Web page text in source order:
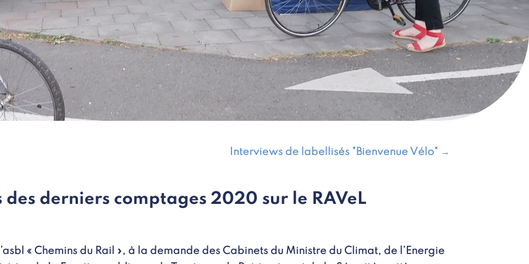
Interviews de labellisés "Bienvenue Vélo" →
des derniers comptages 2020 sur le RAVeL
« Chemins du Rail », à la demande des Cabinets du Ministre du Climat, de l’Energie